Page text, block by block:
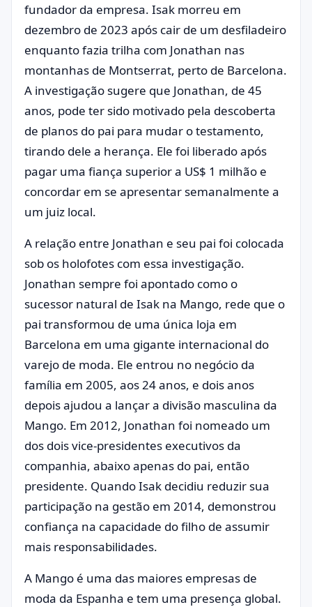
fundador da empresa. Isak morreu em
dezembro de 2023 após cair de um desfiladeiro
enquanto fazia trilha com Jonathan nas
montanhas de Montserrat, perto de Barcelona.
A investigação sugere que Jonathan, de 45
anos, pode ter sido motivado pela descoberta
de planos do pai para mudar o testamento,
tirando dele a herança. Ele foi liberado após
pagar uma fiança superior a US$ 1 milhão e
concordar em se apresentar semanalmente a
um juiz local.
A relação entre Jonathan e seu pai foi colocada
sob os holofotes com essa investigação.
Jonathan sempre foi apontado como o
sucessor natural de Isak na Mango, rede que o
pai transformou de uma única loja em
Barcelona em uma gigante internacional do
varejo de moda. Ele entrou no negócio da
família em 2005, aos 24 anos, e dois anos
depois ajudou a lançar a divisão masculina da
Mango. Em 2012, Jonathan foi nomeado um
dos dois vice-presidentes executivos da
companhia, abaixo apenas do pai, então
presidente. Quando Isak decidiu reduzir sua
participação na gestão em 2014, demonstrou
confiança na capacidade do filho de assumir
mais responsabilidades.
A Mango é uma das maiores empresas de
moda da Espanha e tem uma presença global.